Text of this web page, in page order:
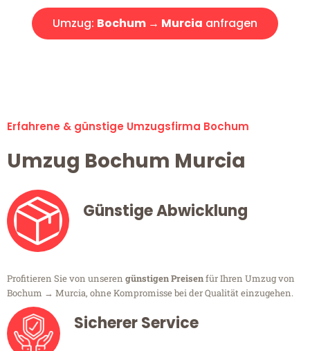
Umzug: Bochum → Murcia anfragen
Erfahrene & günstige Umzugsfirma Bochum
Umzug Bochum Murcia
Günstige Abwicklung
Profitieren Sie von unseren günstigen Preisenfür Ihren Umzug von
Bochum → Murcia, ohne Kompromisse bei der Qualität einzugehen.
Sicherer Service